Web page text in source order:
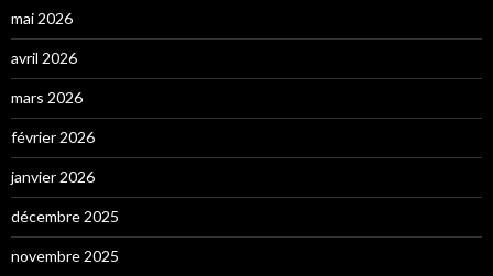
mai 2026
avril 2026
mars 2026
février 2026
janvier 2026
décembre 2025
novembre 2025